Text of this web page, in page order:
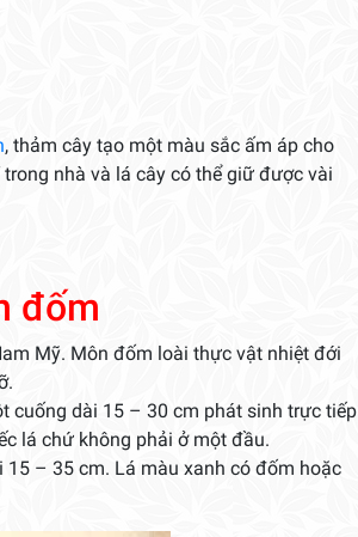
, thảm cây tạo một màu sắc ấm áp cho
nhà và lá cây có thể giữ được vài
đốm
Mỹ. Môn đốm loài thực vật nhiệt đới
cuống dài 15 – 30 cm phát sinh trực tiếp
lá chứ không phải ở một đầu.
– 35 cm. Lá màu xanh có đốm hoặc